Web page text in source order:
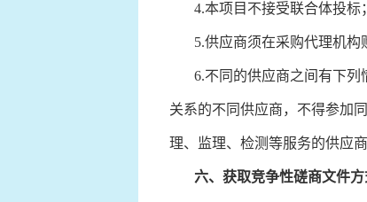
4.本项目不接受联合体投标；
5.供应商须在采购代理机构
6.不同的供应商之间有下列
关系的不同供应商，不得参加
理、监理、检测等服务的供应
六、 获取竞争性磋商文件方